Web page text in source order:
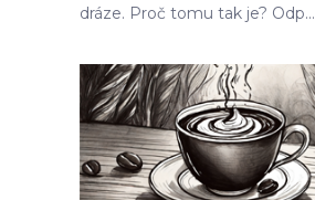
dráze. Proč tomu tak je? Odp...